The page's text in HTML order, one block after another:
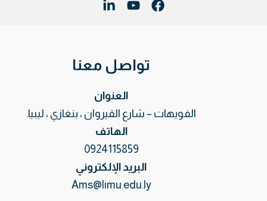
تواصل معنا
العنوان
الفويهات – شارع القيروان ، بنغازي ، ليبيا.
الهاتف
0924115859
البريد الإلكتروني
Ams@limu.edu.ly